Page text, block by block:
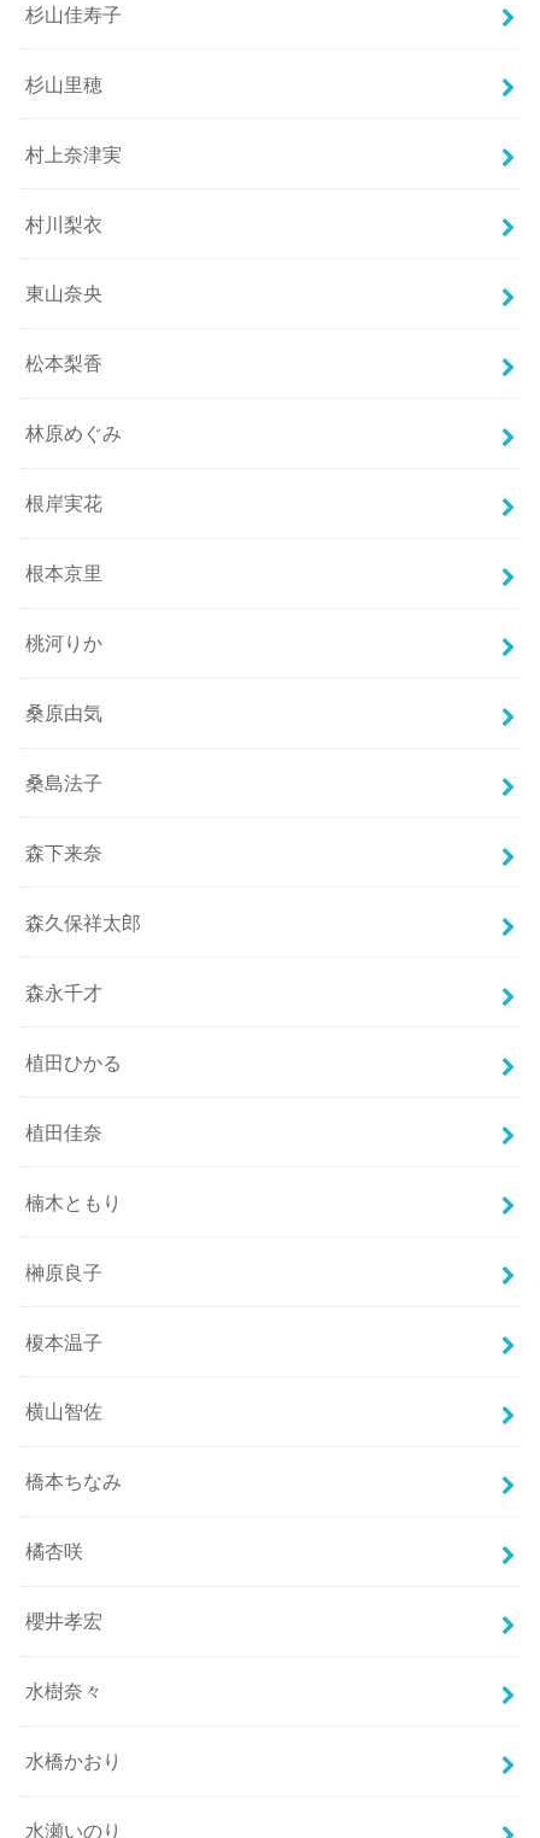
杉山佳寿子
杉山里穂
村上奈津実
村川梨衣
東山奈央
松本梨香
林原めぐみ
根岸実花
根本京里
桃河りか
桑原由気
桑島法子
森下来奈
森久保祥太郎
森永千才
植田ひかる
植田佳奈
楠木ともり
榊原良子
榎本温子
横山智佐
橋本ちなみ
橘杏咲
櫻井孝宏
水樹奈々
水橋かおり
水瀬いのり